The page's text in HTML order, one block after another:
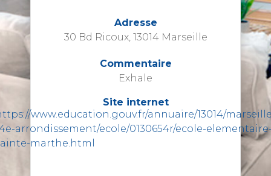
Adresse
30 Bd Ricoux, 13014 Marseille
Commentaire
Exhale
Site internet
www.education.gouv.fr/annuaire/13014/
arrondissement/ecole/0130654r/ecole-
marthe.html